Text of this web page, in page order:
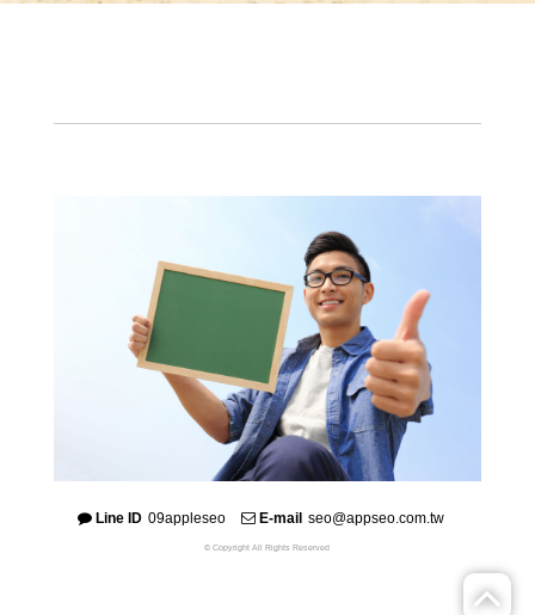
Line ID 09appleseo E-mail seo@appseo.com.tw
© Copyright All Rights Reserved